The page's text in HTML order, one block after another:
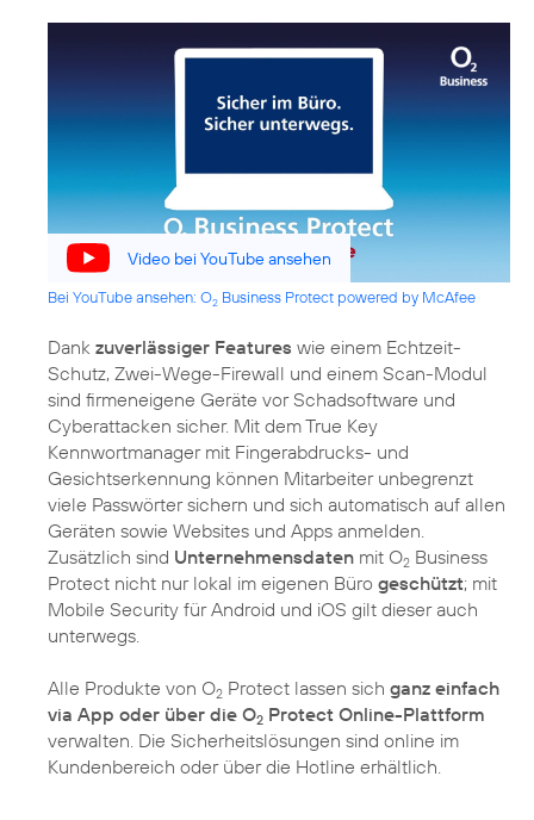
Video bei YouTube ansehen
Bei YouTube ansehen: O2 Business Protect powered by McAfee
Dank zuverlässiger Features wie einem Echtzeit-
Schutz, Zwei-Wege-Firewall und einem Scan-Modul
sind firmeneigene Geräte vor Schadsoftware und
Cyberattacken sicher. Mit dem True Key
Kennwortmanager mit Fingerabdrucks- und
Gesichtserkennung können Mitarbeiter unbegrenzt
viele Passwörter sichern und sich automatisch auf allen
Geräten sowie Websites und Apps anmelden.
Zusätzlich sind Unternehmensdaten mit O2 Business
Protect nicht nur lokal im eigenen Büro geschützt; mit
Mobile Security für Android und iOS gilt dieser auch
unterwegs.
Alle Produkte von O2 Protect lassen sich ganz einfach
via App oder über die O2 Protect Online-Plattform
verwalten. Die Sicherheitslösungen sind online im
Kundenbereich oder über die Hotline erhältlich.